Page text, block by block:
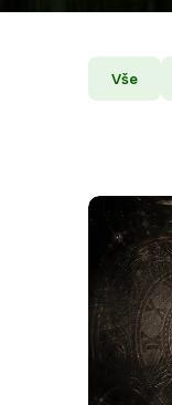
Vše